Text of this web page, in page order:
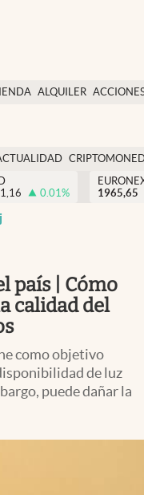
ALQUILER
USA
1,16 0.01%
1965,65
país | Cómo
calidad del
como objetivo
de luz
puede dañar la